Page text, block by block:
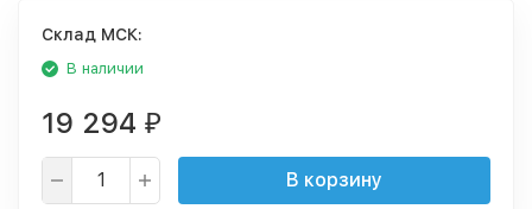
Cклад МСК:
В наличии
19 294 ₽
В корзину